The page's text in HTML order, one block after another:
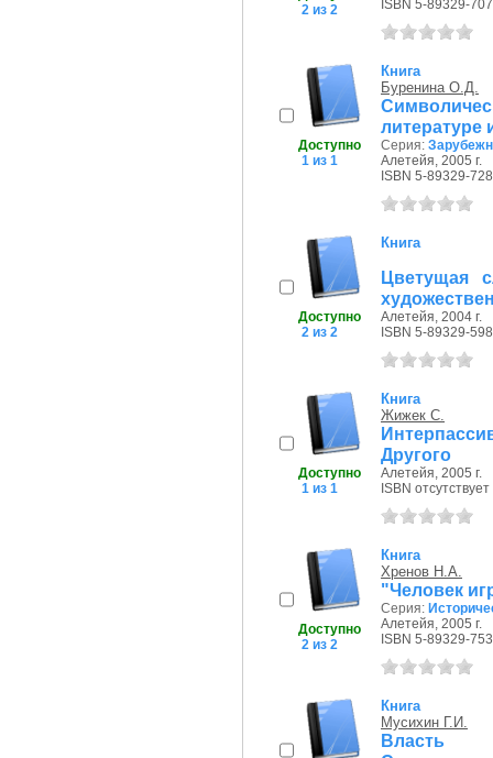
2 из 2
ISBN 5-89329-
Доступно
1 из 1
Книга
Буренина О.Д.
литературе
Серия:
Алетейя, 2005 г.
ISBN 5-89329-
Доступно
2 из 2
Книга
Цветущая
Алетейя, 2004 г.
ISBN 5-89329-
Доступно
1 из 1
Книга
Жижек С.
Другого
Алетейя, 2005 г.
ISBN отсутствует
Доступно
2 из 2
Книга
Хренов Н.А.
"Человек
Серия:
Алетейя, 2005 г.
ISBN 5-89329-
Книга
Мусихин Г.И.
Власть